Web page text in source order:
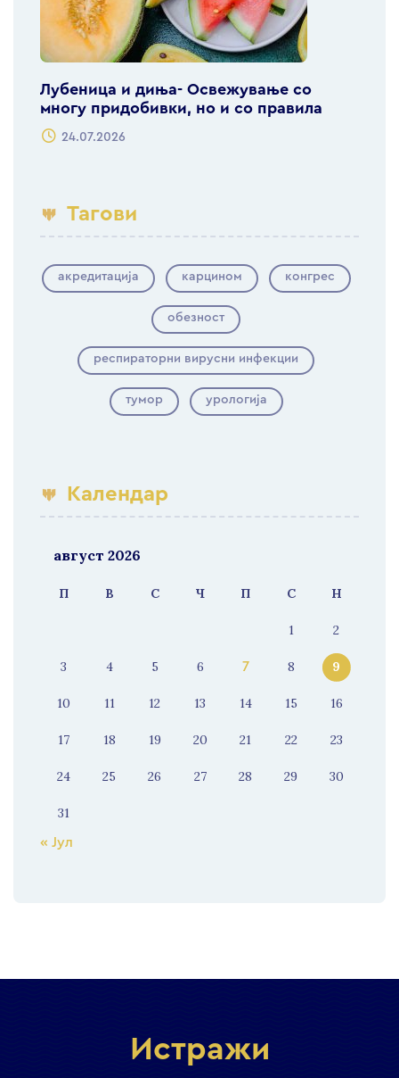
Лубеница и диња- Освежување со
многу придобивки, но и со правила
24.07.2026
Тагови
акредитација карцином конгрес
обезност
респираторни вирусни инфекции
тумор урологија
Календар
август 2026
П В С Ч П С Н
1 2
3 4 5 6 7 8 9
10 11 12 13 14 15 16
17 18 19 20 21 22 23
24 25 26 27 28 29 30
31
« Јул
Истражи